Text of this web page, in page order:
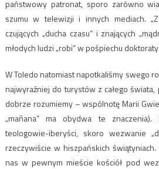
państwowy patronat, sporo zarówno
szumu w telewizji i innych mediach.
czujących „ducha czasu” i znających
młodych ludzi „robi” w pośpiechu
W Toledo natomiast napotkaliśmy swego
najwyraźniej do turystów z całego
dobrze rozumiemy – wspólnotę Marii
„mañana” ma obydwa te
teologowie-iberyści, skoro wezwanie
rzeczywiście w hiszpańskich
nas w pewnym mieście kościół pod